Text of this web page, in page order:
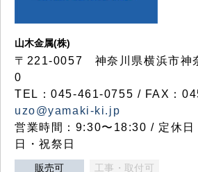
山木金属(株)
〒221-0057 神奈川県横浜市神
0
TEL：045-461-0755 / FAX：
uzo@yamaki-ki.jp
営業時間：9:30〜18:30 / 定休日
日・祝祭日
販売可 工事・取付可